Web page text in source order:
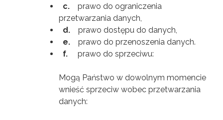
c. prawo do ograniczenia
przetwarzania danych,
d. prawo dostępu do danych,
e. prawo do przenoszenia danych.
f. prawo do sprzeciwu:
Mogą Państwo w dowolnym momencie
wnieść sprzeciw wobec przetwarzania
danych: